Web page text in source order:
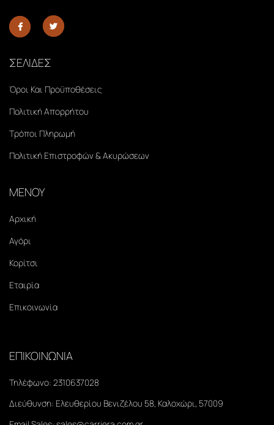
ΣΕΛΙΔΕΣ
Όροι Και Προϋποθέσεις
Πολιτική Απορρήτου
Τρόποι Πληρωμή
Πολιτική Επιστροφών & Ακυρώσεων
ΜΕΝΟΥ
Αρχική
Αγόρι
Κορίτσι
Εταιρία
Επικοινωνία
ΕΠΙΚΟΙΝΩΝΙΑ
Τηλέφωνο: 2310637028
Διεύθυνση: Ελευθερίου Βενιζέλου 58, Καλοχώρι, 57009